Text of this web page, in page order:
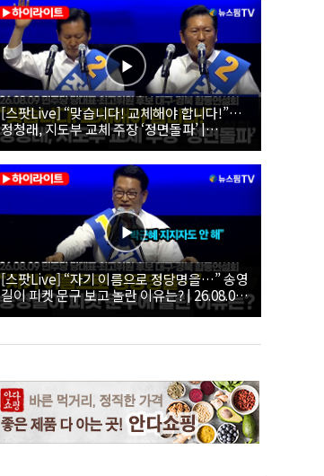
[스팟Live] “맞습니다! 교체해야 합니다!”…
정청래, 지도부 교체 주장 ‘정면돌파’ |
26.08.09 더불어민주당 당대표·최고위원 후
보 대구·경북 합동연설회
[스팟Live] “자기 이름으로 정당명을…” 송영
길이 피켓 문구 보고 놀란 이유는? | 26.08.09
더불어민주당 당대표·최고위원 후보 대구·경